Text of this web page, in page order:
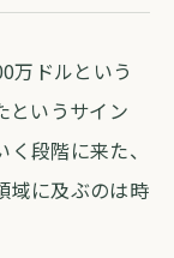
万ドルという
というサイン
段階に来た、
域に及ぶのは時